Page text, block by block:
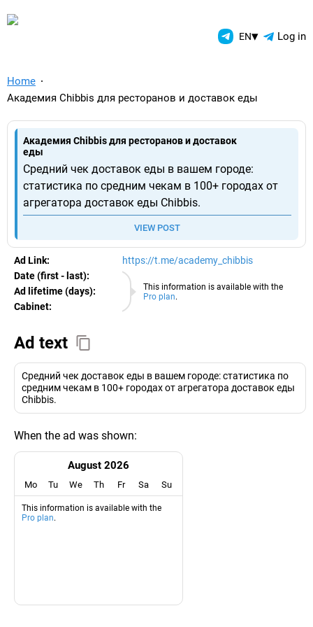
TelegramAds.com — EN▾ Log in
Home
Академия Chibbis для ресторанов и доставок еды
Академия Chibbis для ресторанов и доставок
еды
Средний чек доставок еды в вашем городе:
статистика по средним чекам в 100+ городах от
агрегатора доставок еды Chibbis.
VIEW POST
Ad Link: https://t.me/academy_chibbis
This information is available with the
Pro plan.
Date (first - last):
07.08.2026
Ad lifetime (days):
Cabinet:
EURO
Ad text
Средний чек доставок еды в вашем городе: статистика по
средним чекам в 100+ городах от агрегатора доставок еды
Chibbis.
When the ad was shown:
August 2026
Mo Tu We Th Fr Sa Su
This information is available with the
Pro plan.